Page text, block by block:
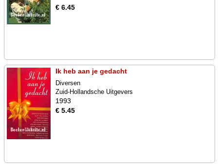
€ 6.45
Ik heb aan je gedacht
Diversen
Zuid-Hollandsche Uitgevers
1993
€ 5.45